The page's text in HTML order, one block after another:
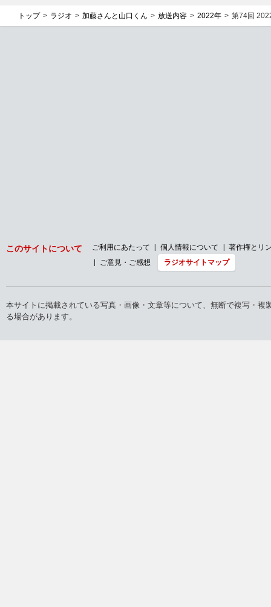
トップ ラジオ 加藤さんと山口くん 放送内容 2022年 第74回
このサイトについて ご利用にあたって 個人情報について
著作権とリ
ご意見・ご感想
ラジオサイトマップ
本サイトに掲載されている写真・画像・文章等について、無断で複写・
る場合があります。